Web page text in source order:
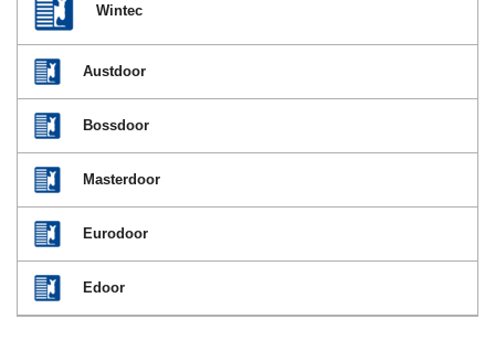
Wintec
Austdoor
Bossdoor
Masterdoor
Eurodoor
Edoor